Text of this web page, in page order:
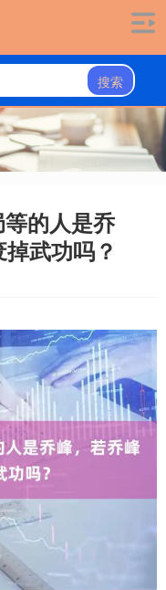
搜索
的人是乔
武功吗？